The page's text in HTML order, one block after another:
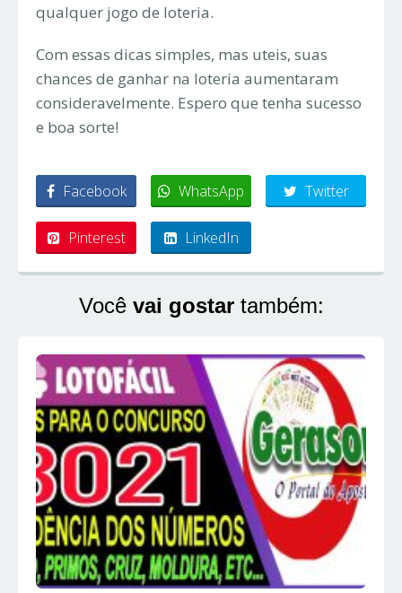
qualquer jogo de loteria.
Com essas dicas simples, mas uteis, suas
chances de ganhar na loteria aumentaram
consideravelmente. Espero que tenha sucesso
e boa sorte!
Facebook WhatsApp Twitter
Pinterest LinkedIn
Você vai gostartambém: